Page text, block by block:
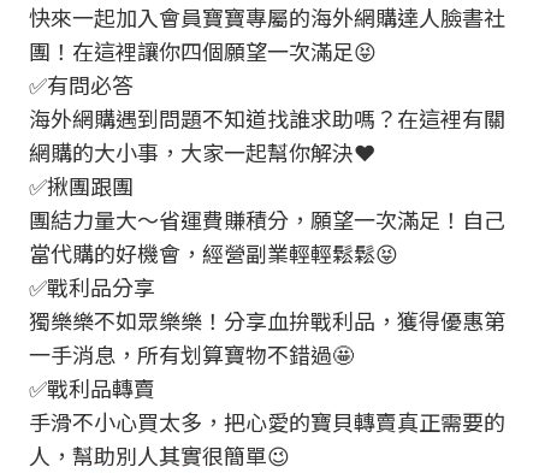
快來一起加入會員寶寶專屬的海外網購達人臉書社
團！在這裡讓你四個願望一次滿足😝
✅有問必答
海外網購遇到問題不知道找誰求助嗎？在這裡有關
網購的大小事，大家一起幫你解決❤️
✅揪團跟團
團結力量大～省運費賺積分，願望一次滿足！自己
當代購的好機會，經營副業輕輕鬆鬆😝
✅戰利品分享
獨樂樂不如眾樂樂！分享血拚戰利品，獲得優惠第
一手消息，所有划算寶物不錯過🤩
✅戰利品轉賣
手滑不小心買太多，把心愛的寶貝轉賣真正需要的
人，幫助別人其實很簡單😉